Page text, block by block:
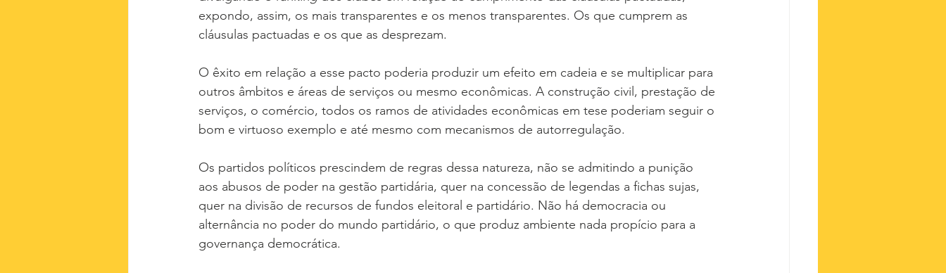
expondo, assim, os mais transparentes e os menos transparentes. Os que cumprem as
cláusulas pactuadas e os que as desprezam.
O êxito em relação a esse pacto poderia produzir um efeito em cadeia e se multiplicar para
outros âmbitos e áreas de serviços ou mesmo econômicas. A construção civil, prestação de
serviços, o comércio, todos os ramos de atividades econômicas em tese poderiam seguir o
bom e virtuoso exemplo e até mesmo com mecanismos de autorregulação.
Os partidos políticos prescindem de regras dessa natureza, não se admitindo a punição
aos abusos de poder na gestão partidária, quer na concessão de legendas a fichas sujas,
quer na divisão de recursos de fundos eleitoral e partidário. Não há democracia ou
alternância no poder do mundo partidário, o que produz ambiente nada propício para a
governança democrática.